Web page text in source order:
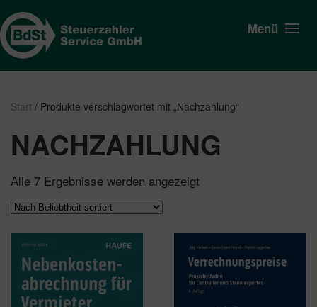
Menü
Start / Produkte verschlagwortet mit „Nachzahlung“
NACHZAHLUNG
Alle 7 Ergebnisse werden angezeigt